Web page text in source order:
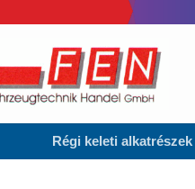
Régi keleti alkatrészek